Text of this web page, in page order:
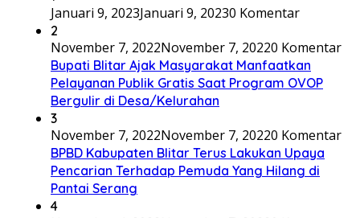
Januari 9, 2023Januari 9, 20230 Komentar
2
November 7, 2022November 7, 20220 Komentar
Bupati Blitar Ajak Masyarakat Manfaatkan
Pelayanan Publik Gratis Saat Program OVOP
Bergulir di Desa/Kelurahan
3
November 7, 2022November 7, 20220 Komentar
BPBD Kabupaten Blitar Terus Lakukan Upaya
Pencarian Terhadap Pemuda Yang Hilang di
Pantai Serang
4